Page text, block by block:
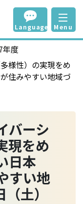
Language Menu
年度
様性）の実現をめ
住みやすい地域づ
バーシ
現をめ
日本
すい地
土）